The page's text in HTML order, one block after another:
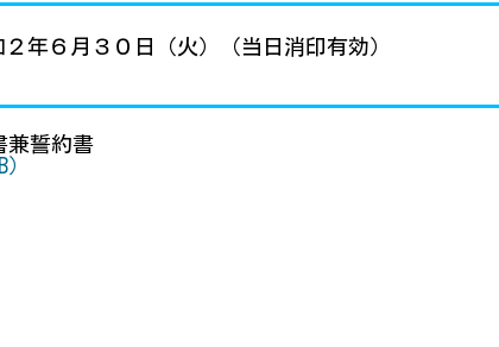
年６月３０日（火）（当日消印有効）
兼誓約書